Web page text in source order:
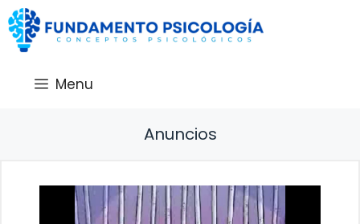
Saltar
al
contenido
Menu
Anuncios